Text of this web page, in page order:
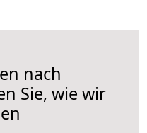
nach
Sie, wie wir